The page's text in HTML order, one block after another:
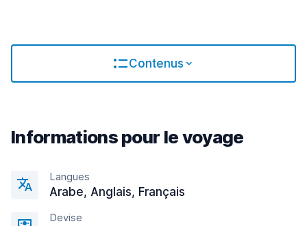
Contenus
Informations pour le voyage
Langues
Arabe, Anglais, Français
Devise